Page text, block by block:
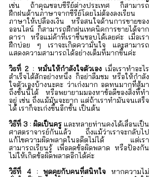
เช่น ถ้าคุณชอบซีรีย์ต่างประเทศ ก็สามารถ
ฝึกฝนด้านภาษาจากซีรีย์โดยไม่ต้องลงเรียน
ภาษาให้เปลืองเงิน หรือสนใจด้านการขายของ
ออนไลน์ ก็สามารถฝึกฝนเทคนิคการขายได้จาก
ดารา หรือแม่ค้าที่เราชื่นชอบได้เลยค่ะ เมื่อเรา
ฝึกบ่อย ๆ เราจะเกิดความั่นใจ และสามารถ
แสดงความสามารถได้อย่างเต็มที่มากขึ้นค่ะ
วิธที่ 2 : หมั่นให้กำลังใจตัวเอง เมื่อเราทำอะไร
สำเร็จได้สักอย่างหนึ่ง ก็อย่าลืมชม หรือให้กำลัง
ใจตัวเองบ้างนะคะ ว่าเก่งมาก อดทนมากที่สู้มา
ถึงขั้นนี้ได้ หรือพยายามมองหาข้อดีของสิ่งที่ทำ
อยู่ เช่น ถึงแม้มันจะยาก แต่ถ้าเราทำมันจนเสร็จ
ได้ เราก็จะเก่งขึ้นอีกขั้น เป็นต้น
วิธีที่ 3 : ผิดเป็นครู และหลายท่านคงได้เลื่อนเป็น
ศาสตราจารย์กันแล้ว ถึงแม้ว่าเราจะกลับไป
แก้ไขความผิดพลาดในอดีตไม่ได้ แต่เรา
สามารถเรียนรู้ เพื่อลดข้อผิดพลาด หรือป้องกัน
ไม่ให้เกิดข้อผิดพลาดอีกได้ค่ะ
วิธีที่ 4 : พูดคุยกับคนที่สนิทใจ หากความไม่